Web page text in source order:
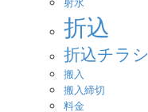
折込
折込チラシ
搬入
搬入締切
料金